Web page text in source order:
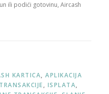
ili podići gotovinu, Aircash
KARTICA,APLIKACIJA
, ISPLATA,